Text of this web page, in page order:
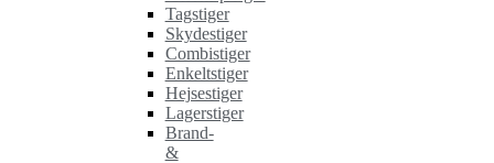
Tagstiger
Skydestiger
Combistiger
Enkeltstiger
Hejsestiger
Lagerstiger
Brand-
&